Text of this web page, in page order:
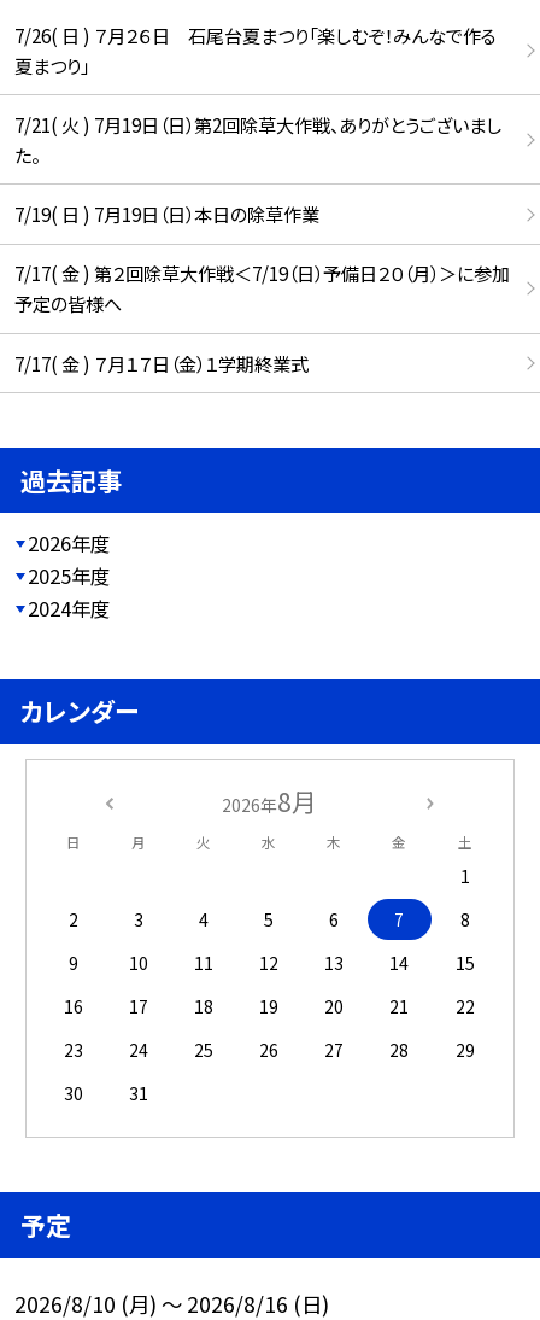
7/26( 日 ) ７月２６日 石尾台夏まつり「楽しむぞ！みんなで作る
夏まつり」
7/21( 火 ) 7月19日（日）第2回除草大作戦、ありがとうございまし
た。
7/19( 日 ) 7月19日（日）本日の除草作業
7/17( 金 ) 第２回除草大作戦＜7/19（日）予備日２０（月）＞に参加
予定の皆様へ
7/17( 金 ) ７月１７日（金）１学期終業式
過去記事
2026年度
2025年度
2024年度
カレンダー
2026年8月
日 月 火 水 木 金 土
1
2
3 4 5 6 7
8
9
10 11 12 13 14
15
16
17 18 19 20 21
22
23
24 25 26 27 28
29
30
31
予定
2026/8/10 (月) ～ 2026/8/16 (日)